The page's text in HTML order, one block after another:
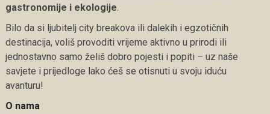
gastronomije i ekologije.
Bilo da si ljubitelj city breakova ili dalekih i egzotičnih
destinacija, voliš provoditi vrijeme aktivno u prirodi ili
jednostavno samo želiš dobro pojesti i popiti – uz naše
savjete i prijedloge lako ćeš se otisnuti u svoju iduću
avanturu!
O nama